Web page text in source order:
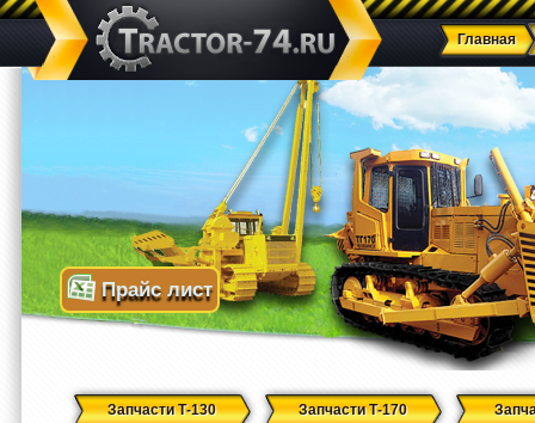
Главная
Запчасти Т-130 Запчасти Т-170
Прайс лист